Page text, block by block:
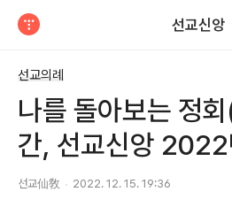
선교신앙
선교의례
나를 돌아보는 정
간, 선교신앙 2022
선교仙敎 2022. 12. 15. 19:36